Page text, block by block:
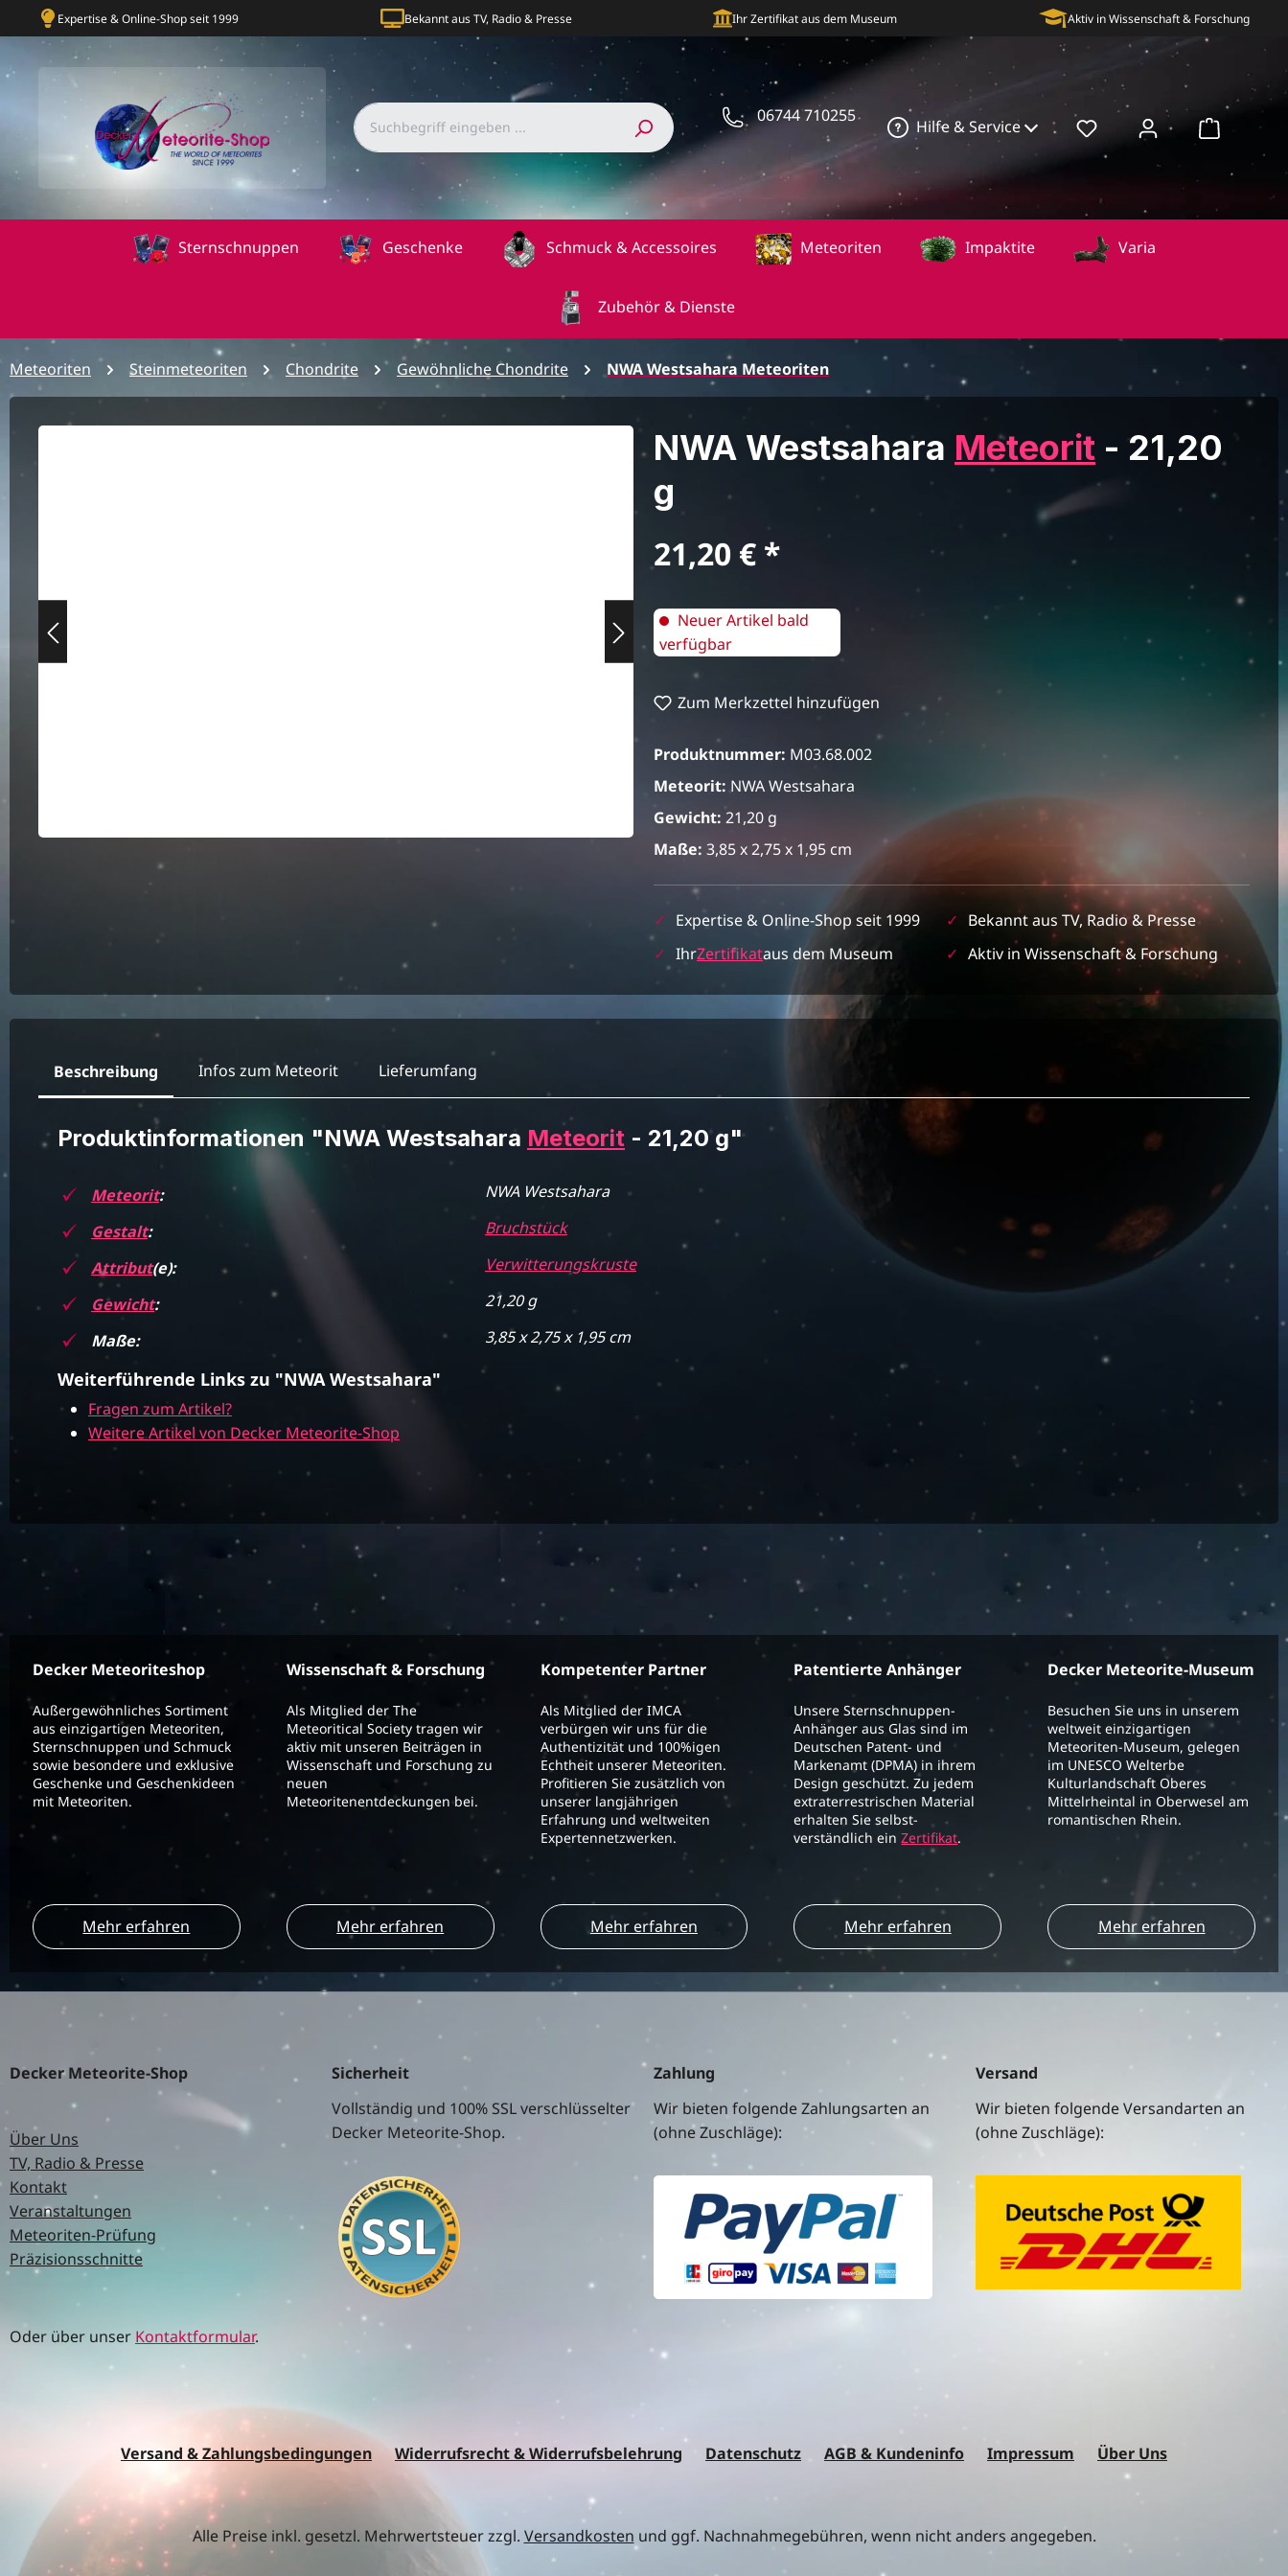
Expertise & Online-Shop seit 1999 Bekannt aus TV, Radio & Presse Ihr Zertifikat aus dem Museum Aktiv in Wissenschaft & Forschung
06744 710255
Hilfe & Service
Sternschnuppen Geschenke Schmuck & Accessoires Meteoriten Impaktite Varia
Zubehör & Dienste
Meteoriten Steinmeteoriten Chondrite Gewöhnliche Chondrite NWA Westsahara Meteoriten
Bildergalerie überspringen NWA Westsahara Meteorit - 21,20
g
Regulärer Preis:
21,20 €
Neuer Artikel bald
verfügbar
Zum Merkzettel hinzufügen
Produktnummer: M03.68.002
Meteorit: NWA Westsahara
Gewicht: 21,20 g
Maße: 3,85 x 2,75 x 1,95 cm
✓ Expertise & Online-Shop seit 1999 ✓ Bekannt aus TV, Radio & Presse
✓ IhrZertifikataus dem Museum ✓ Aktiv in Wissenschaft & Forschung
Beschreibung Infos zum Meteorit Lieferumfang
Produktinformationen "NWA Westsahara Meteorit - 21,20 g"
Meteorit:
NWA Westsahara
Gestalt:
Bruchstück
Attribut(e):
Verwitterungskruste
Gewicht:
21,20 g
Maße:
3,85 x 2,75 x 1,95 cm
Weiterführende Links zu "NWA Westsahara"
Fragen zum Artikel?
Weitere Artikel von Decker Meteorite-Shop
Decker Meteoriteshop
Außergewöhnliches Sortiment
aus einzigartigen Meteoriten,
Sternschnuppen und Schmuck
sowie besondere und exklusive
Geschenke und Geschenkideen
mit Meteoriten.
Mehr erfahren
Wissenschaft & Forschung
Als Mitglied der The
Meteoritical Society tragen wir
aktiv mit unseren Beiträgen in
Wissenschaft und Forschung zu
neuen
Meteoritenentdeckungen bei.
Mehr erfahren
Kompetenter Partner
Als Mitglied der IMCA
verbürgen wir uns für die
Authentizität und 100%igen
Echtheit unserer Meteoriten.
Profitieren Sie zusätzlich von
unserer langjährigen
Erfahrung und weltweiten
Expertennetzwerken.
Mehr erfahren
Patentierte Anhänger
Unsere Sternschnuppen-
Anhänger aus Glas sind im
Deutschen Patent- und
Markenamt (DPMA) in ihrem
Design geschützt. Zu jedem
extraterrestrischen Material
erhalten Sie selbst-
verständlich einZertifikat.
Mehr erfahren
Decker Meteorite-Museum
Besuchen Sie uns in unserem
weltweit einzigartigen
Meteoriten-Museum, gelegen
im UNESCO Welterbe
Kulturlandschaft Oberes
Mittelrheintal in Oberwesel am
romantischen Rhein.
Mehr erfahren
Decker Meteorite-Shop
Über Uns
TV, Radio & Presse
Kontakt
Veranstaltungen
Meteoriten-Prüfung
Präzisionsschnitte
Oder über unser Kontaktformular.
Sicherheit
Vollständig und 100% SSL verschlüsselter
Decker Meteorite-Shop.
Zahlung
Wir bieten folgende Zahlungsarten an
(ohne Zuschläge):
Versand
Wir bieten folgende Versandarten an
(ohne Zuschläge):
Versand & Zahlungsbedingungen Widerrufsrecht & Widerrufsbelehrung Datenschutz AGB & Kundeninfo Impressum Über Uns
Alle Preise inkl. gesetzl. Mehrwertsteuer zzgl. Versandkosten und ggf. Nachnahmegebühren, wenn nicht anders angegeben.